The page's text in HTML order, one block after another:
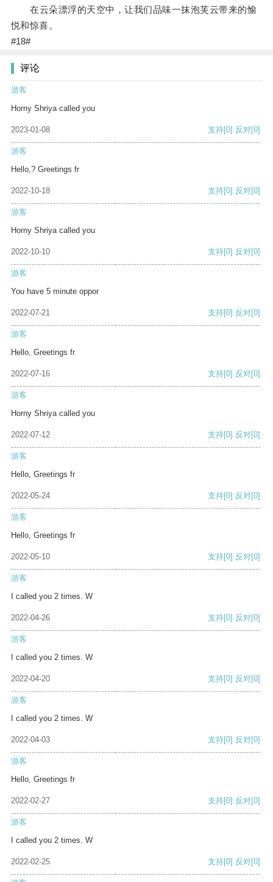
在云朵漂浮的天空中，让我们品味一抹泡芙云带来的愉
悦和惊喜。
#18#
评论
游客
Horny Shriya called you
2023-01-08 支持[0] 反对[0]
游客
Hello,? Greetings fr
2022-10-18 支持[0] 反对[0]
游客
Horny Shriya called you
2022-10-10 支持[0] 反对[0]
游客
You have 5 minute oppor
2022-07-21 支持[0] 反对[0]
游客
Hello, Greetings fr
2022-07-16 支持[0] 反对[0]
游客
Horny Shriya called you
2022-07-12 支持[0] 反对[0]
游客
Hello, Greetings fr
2022-05-24 支持[0] 反对[0]
游客
Hello, Greetings fr
2022-05-10 支持[0] 反对[0]
游客
I called you 2 times. W
2022-04-26 支持[0] 反对[0]
游客
I called you 2 times. W
2022-04-20 支持[0] 反对[0]
游客
I called you 2 times. W
2022-04-03 支持[0] 反对[0]
游客
Hello, Greetings fr
2022-02-27 支持[0] 反对[0]
游客
I called you 2 times. W
2022-02-25 支持[0] 反对[0]